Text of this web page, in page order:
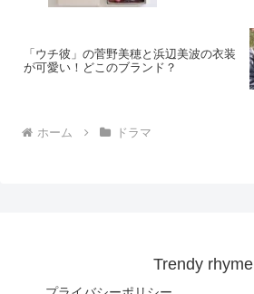
「ウチ彼」の菅野美穂と浜辺美波の衣装
が可愛い！どこのブランド？
ホーム ドラマ
Trendy rhyme